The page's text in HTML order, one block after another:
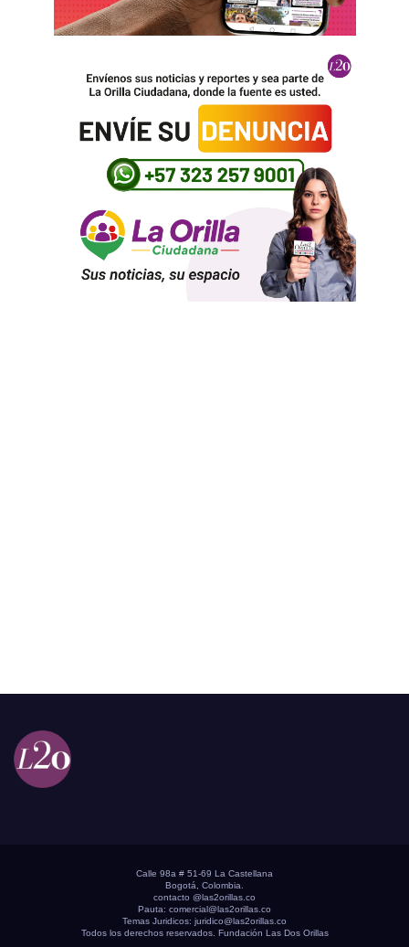
Calle 98a # 51-69 La Castellana
Bogotá, Colombia.
contacto @las2orillas.co
Pauta: comercial@las2orillas.co
Temas Juridicos: juridico@las2orillas.co
Todos los derechos reservados. Fundación Las Dos Orillas